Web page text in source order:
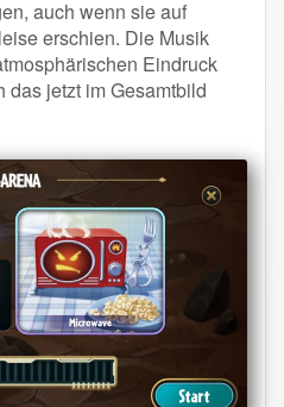
auch wenn sie auf
erschien. Die Musik
Eindruck
das jetzt im Gesamtbild